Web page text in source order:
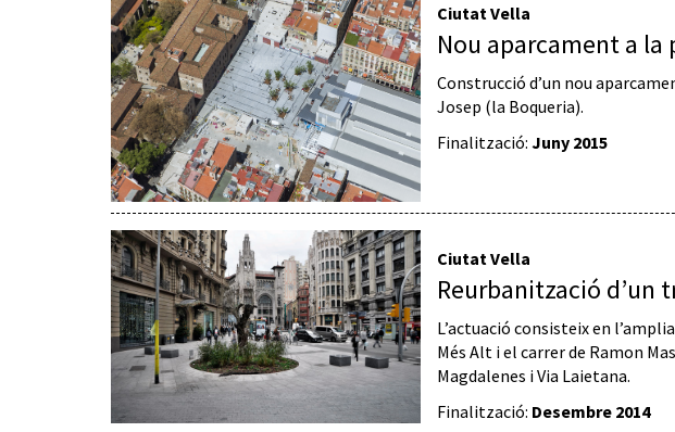
Ciutat Vella
Nou aparcament a la
Construcció d’un nou
Josep (la Boqueria).
Finalització: Juny 2015
Ciutat Vella
Reurbanització d’un
L’actuació consisteix en
Més Alt i el carrer de Ramon
Magdalenes i Via Laietana.
Finalització: Desembre 2014